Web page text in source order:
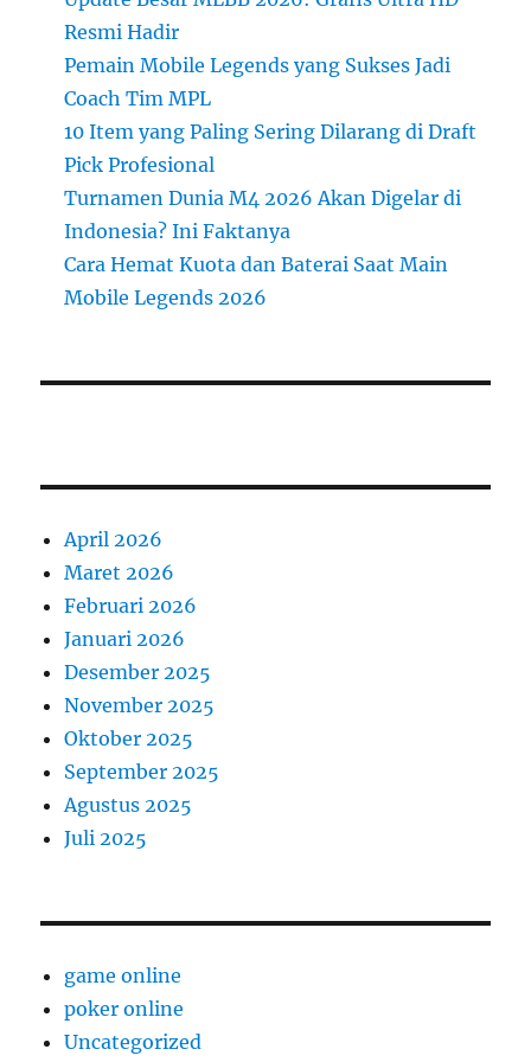
Resmi Hadir
Pemain Mobile Legends yang Sukses Jadi
Coach Tim MPL
10 Item yang Paling Sering Dilarang di Draft
Pick Profesional
Turnamen Dunia M4 2026 Akan Digelar di
Indonesia? Ini Faktanya
Cara Hemat Kuota dan Baterai Saat Main
Mobile Legends 2026
April 2026
Maret 2026
Februari 2026
Januari 2026
Desember 2025
November 2025
Oktober 2025
September 2025
Agustus 2025
Juli 2025
game online
poker online
Uncategorized